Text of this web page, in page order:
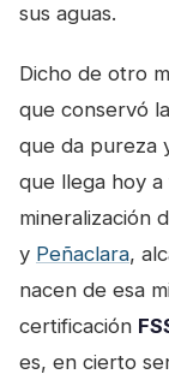
sus aguas.
Dicho de otro
que conservó
que da pureza
que llega hoy a
mineralización
y Peñaclara,
nacen de esa
certificación
es, en cierto